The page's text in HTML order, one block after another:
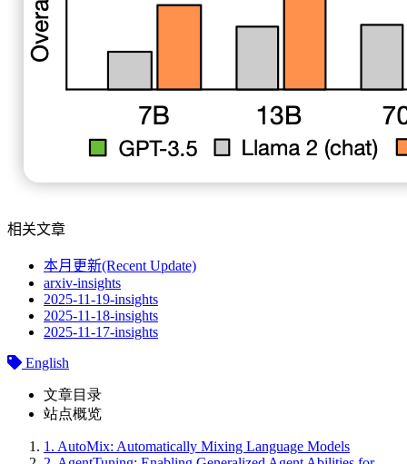
相关文章
本月更新(Recent Update)
arxiv-insights
2025-11-19-insights
2025-11-18-insights
2025-11-17-insights
English
文章目录
站点概览
1. AutoMix: Automatically Mixing Language Models